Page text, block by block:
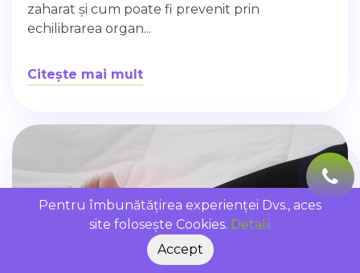
zaharat și cum poate fi prevenit prin
echilibrarea organ...
Citește mai mult
Pentru îmbunătățirea experienței Dvs., aces
site folosește Cookies. Detalii
Accept